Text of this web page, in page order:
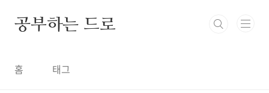
공부하는 드로
홈 태그